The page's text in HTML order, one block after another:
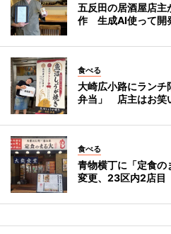
五反田の居酒屋店主
作 生成AI使って開
食べる
大崎広小路にランチ
弁当」 店主はお笑
食べる
青物横丁に「定食
変更、23区内2店目